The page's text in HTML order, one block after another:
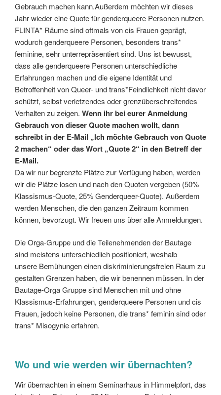
Gebrauch machen kann.Außerdem möchten wir dieses
Jahr wieder eine Quote für genderqueere Personen nutzen.
FLINTA* Räume sind oftmals von cis Frauen geprägt,
wodurch genderqueere Personen, besonders trans*
feminine, sehr unterrepräsentiert sind. Uns ist bewusst,
dass alle genderqueere Personen unterschiedliche
Erfahrungen machen und die eigene Identität und
Betroffenheit von Queer- und trans*Feindlichkeit nicht davor
schützt, selbst verletzendes oder grenzüberschreitendes
Verhalten zu zeigen. Wenn ihr bei eurer Anmeldung
Gebrauch von dieser Quote machen wollt, dann
schreibt in der E-Mail „Ich möchte Gebrauch von Quote
2 machen“ oder das Wort „Quote 2“ in den Betreff der
E-Mail.
Da wir nur begrenzte Plätze zur Verfügung haben, werden
wir die Plätze losen und nach den Quoten vergeben (50%
Klassismus-Quote, 25% Genderqueer-Quote). Außerdem
werden Menschen, die den ganzen Zeitraum kommen
können, bevorzugt. Wir freuen uns über alle Anmeldungen.
Die Orga-Gruppe und die Teilenehmenden der Bautage
sind meistens unterschiedlich positioniert, weshalb
unsere Bemühungen einen diskriminierungsfreien Raum zu
gestalten Grenzen haben, die wir benennen müssen. In der
Bautage-Orga Gruppe sind Menschen mit und ohne
Klassismus-Erfahrungen, genderqueere Personen und cis
Frauen, jedoch keine Personen, die trans* feminin sind oder
trans* Misogynie erfahren.
Wo und wie werden wir übernachten?
Wir übernachten in einem Seminarhaus in Himmelpfort, das